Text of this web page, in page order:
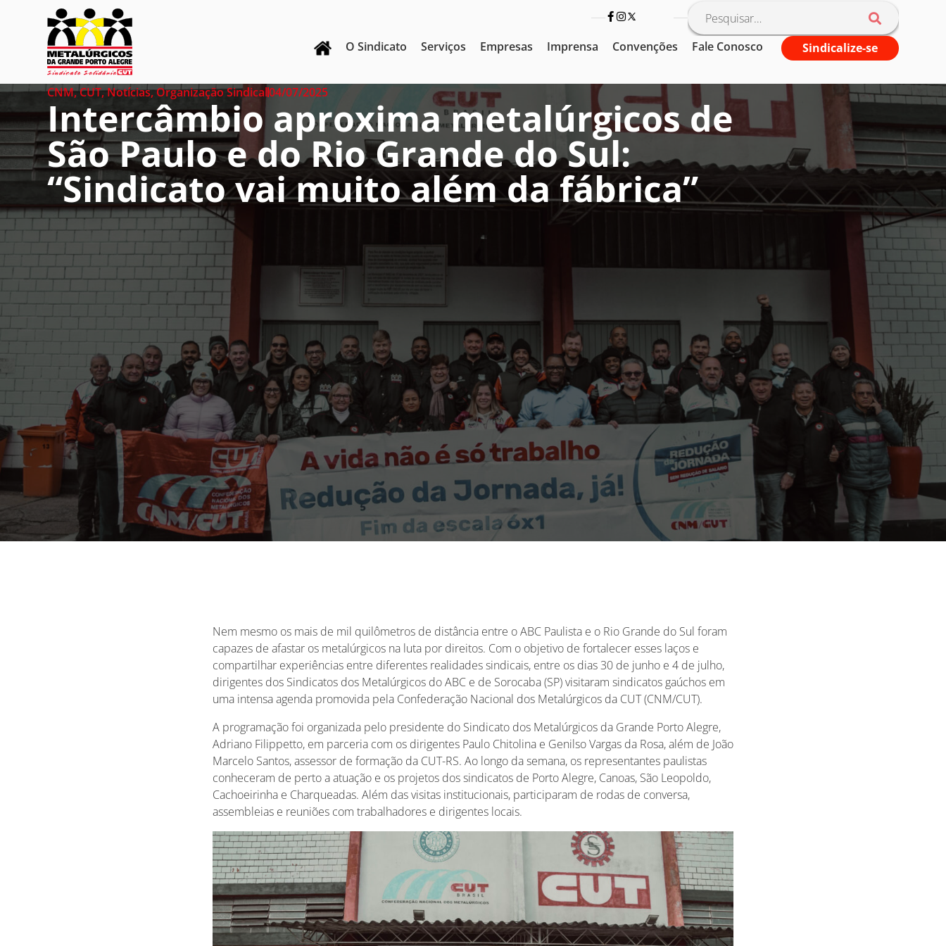
O Sindicato Serviços Empresas Imprensa Convenções Fale Conosco Sindicalize-se
CNM,CUT,Notícias,Organização Sindical04/07/2025
Intercâmbio aproxima metalúrgicos de
São Paulo e do Rio Grande do Sul:
“Sindicato vai muito além da fábrica”
Nem mesmo os mais de mil quilômetros de distância entre o ABC Paulista e o Rio Grande do Sul foram
capazes de afastar os metalúrgicos na luta por direitos. Com o objetivo de fortalecer esses laços e
compartilhar experiências entre diferentes realidades sindicais, entre os dias 30 de junho e 4 de julho,
dirigentes dos Sindicatos dos Metalúrgicos do ABC e de Sorocaba (SP) visitaram sindicatos gaúchos em
uma intensa agenda promovida pela Confederação Nacional dos Metalúrgicos da CUT (CNM/CUT).
A programação foi organizada pelo presidente do Sindicato dos Metalúrgicos da Grande Porto Alegre,
Adriano Filippetto, em parceria com os dirigentes Paulo Chitolina e Genilso Vargas da Rosa, além de João
Marcelo Santos, assessor de formação da CUT-RS. Ao longo da semana, os representantes paulistas
conheceram de perto a atuação e os projetos dos sindicatos de Porto Alegre, Canoas, São Leopoldo,
Cachoeirinha e Charqueadas. Além das visitas institucionais, participaram de rodas de conversa,
assembleias e reuniões com trabalhadores e dirigentes locais.